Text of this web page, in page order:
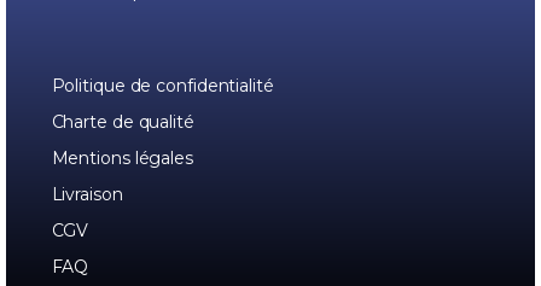
Politique de confidentialité
Charte de qualité
Mentions légales
Livraison
CGV
FAQ